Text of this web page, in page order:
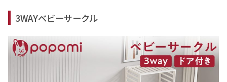
3WAYベビーサークル